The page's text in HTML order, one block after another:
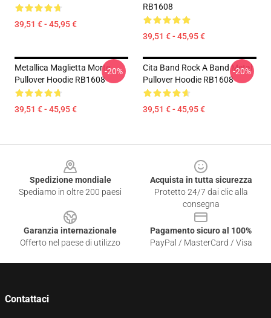
39,51 € - 45,95 €
RB1608
39,51 € - 45,95 €
Metallica Maglietta Morte
Pullover Hoodie RB1608
39,51 € - 45,95 €
-20%
Cita Band Rock A Band Metal
Pullover Hoodie RB1608
39,51 € - 45,95 €
-20%
Spedizione mondiale
Spediamo in oltre 200 paesi
Acquista in tutta sicurezza
Protetto 24/7 dai clic alla
consegna
Garanzia internazionale
Offerto nel paese di utilizzo
Pagamento sicuro al 100%
PayPal / MasterCard / Visa
Contattaci